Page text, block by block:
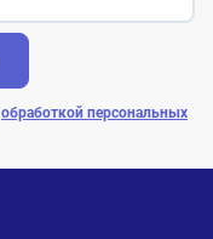
обработкой персональных